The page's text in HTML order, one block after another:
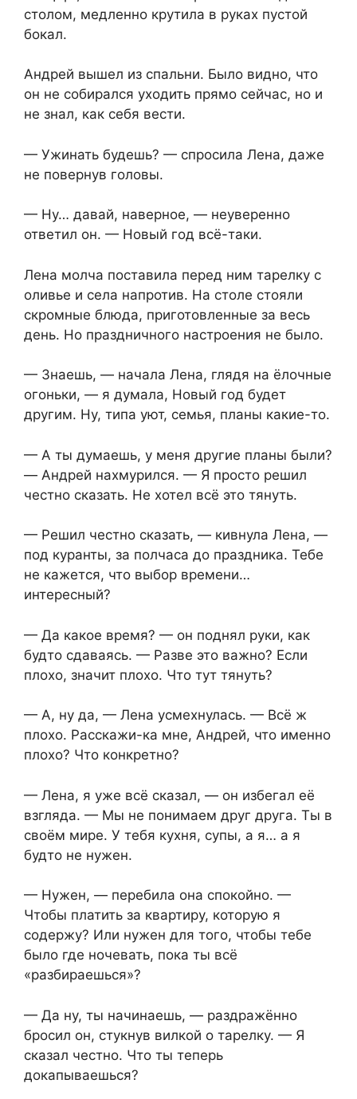
столом, медленно крутила в руках пустой
бокал.
Андрей вышел из спальни. Было видно, что
он не собирался уходить прямо сейчас, но и
не знал, как себя вести.
— Ужинать будешь? — спросила Лена, даже
не повернув головы.
— Ну… давай, наверное, — неуверенно
ответил он. — Новый год всё-таки.
Лена молча поставила перед ним тарелку с
оливье и села напротив. На столе стояли
скромные блюда, приготовленные за весь
день. Но праздничного настроения не было.
— Знаешь, — начала Лена, глядя на ёлочные
огоньки, — я думала, Новый год будет
другим. Ну, типа уют, семья, планы какие-то.
— А ты думаешь, у меня другие планы были?
— Андрей нахмурился. — Я просто решил
честно сказать. Не хотел всё это тянуть.
— Решил честно сказать, — кивнула Лена, —
под куранты, за полчаса до праздника. Тебе
не кажется, что выбор времени…
интересный?
— Да какое время? — он поднял руки, как
будто сдаваясь. — Разве это важно? Если
плохо, значит плохо. Что тут тянуть?
— А, ну да, — Лена усмехнулась. — Всё ж
плохо. Расскажи-ка мне, Андрей, что именно
плохо? Что конкретно?
— Лена, я уже всё сказал, — он избегал её
взгляда. — Мы не понимаем друг друга. Ты в
своём мире. У тебя кухня, супы, а я… а я
будто не нужен.
— Нужен, — перебила она спокойно. —
Чтобы платить за квартиру, которую я
содержу? Или нужен для того, чтобы тебе
было где ночевать, пока ты всё
«разбираешься»?
— Да ну, ты начинаешь, — раздражённо
бросил он, стукнув вилкой о тарелку. — Я
сказал честно. Что ты теперь
докапываешься?